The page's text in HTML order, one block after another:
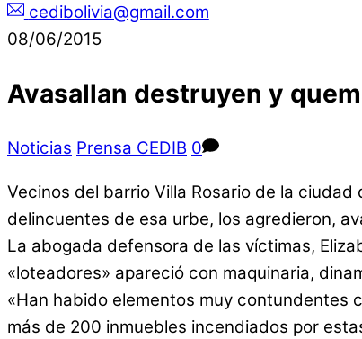
cedibolivia@gmail.com
08/06/2015
Avasallan destruyen y
Noticias Prensa CEDIB 0
Vecinos del barrio Villa Rosario de la
delincuentes de esa urbe, los agredieron,
La abogada defensora de las víctimas,
«loteadores» apareció con maquinaria,
«Han habido elementos muy contundentes
más de 200 inmuebles incendiados por